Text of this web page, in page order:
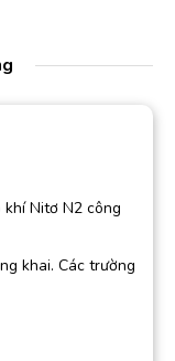
Nitơ N2 công
khai. Các trường